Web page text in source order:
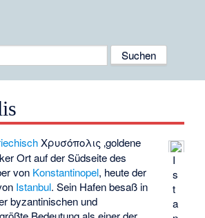
I
s
t
a
Χρυσόπολις ‚goldene
Ort auf der Südseite des
von Konstantinopel, heute der
Istanbul. Sein Hafen besaß in
byzantinischen und